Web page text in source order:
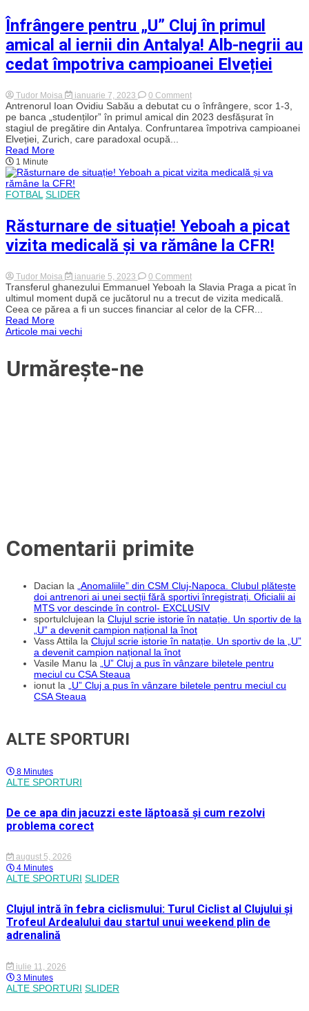
chiar
glumeam
in
fiecare
seară
de
scrimă
si
dimineața
Înfrângere pentru „U” Cluj în primul
amical al iernii din Antalya! Alb-negrii au
cedat împotriva campioanei Elveției
Tudor Moisa ianuarie 7, 2023 0 Commenton
Înfrângere
pentru
„U”
Cluj
al
negrii
au
cedat
împotriva
Antrenorul Ioan Ovidiu Sabău a debutat cu o înfrângere, scor 1-3,
pe banca „studenților” în primul amical din 2023 desfășurat în
stagiul de pregătire din Antalya. Confruntarea împotriva campioanei
Elveției, Zurich, care paradoxal ocupă...
Read More
1 Minute
FOTBAL SLIDER
Răsturnare de situație! Yeboah a picat
vizita medicală și va rămâne la CFR!
Tudor Moisa ianuarie 5, 2023 0 Commenton
Răsturnare
de
situație!
Yeboah
Transferul ghanezului Emmanuel Yeboah la Slavia Praga a picat în
ultimul moment după ce jucătorul nu a trecut de vizita medicală.
Ceea ce părea a fi un succes financiar al celor de la CFR...
Read More
Navigare
în
Articole mai vechi
Urmărește-ne
Comentarii primite
Dacian la
„Anomaliile” din CSM Cluj-Napoca. Clubul plătește
doi antrenori ai unei secții fără sportivi înregistrați. Oficialii ai
MTS vor descinde în control- EXCLUSIV
sportulclujean la Clujul scrie istorie în natație. Un sportiv de la
„U” a devenit campion național la înot
Vass Attila la Clujul scrie istorie în natație. Un sportiv de la „U”
a devenit campion național la înot
Vasile Manu la
„U” Cluj a pus în vânzare biletele pentru
meciul cu CSA Steaua
ionut la
„U” Cluj a pus în vânzare biletele pentru meciul cu
CSA Steaua
ALTE SPORTURI
8 Minutes
ALTE SPORTURI
De ce apa din jacuzzi este lăptoasă și cum rezolvi
problema corect
august 5, 2026
4 Minutes
ALTE SPORTURI SLIDER
Clujul intră în febra ciclismului: Turul Ciclist al Clujului și
Trofeul Ardealului dau startul unui weekend plin de
adrenalină
iulie 11, 2026
3 Minutes
ALTE SPORTURI SLIDER